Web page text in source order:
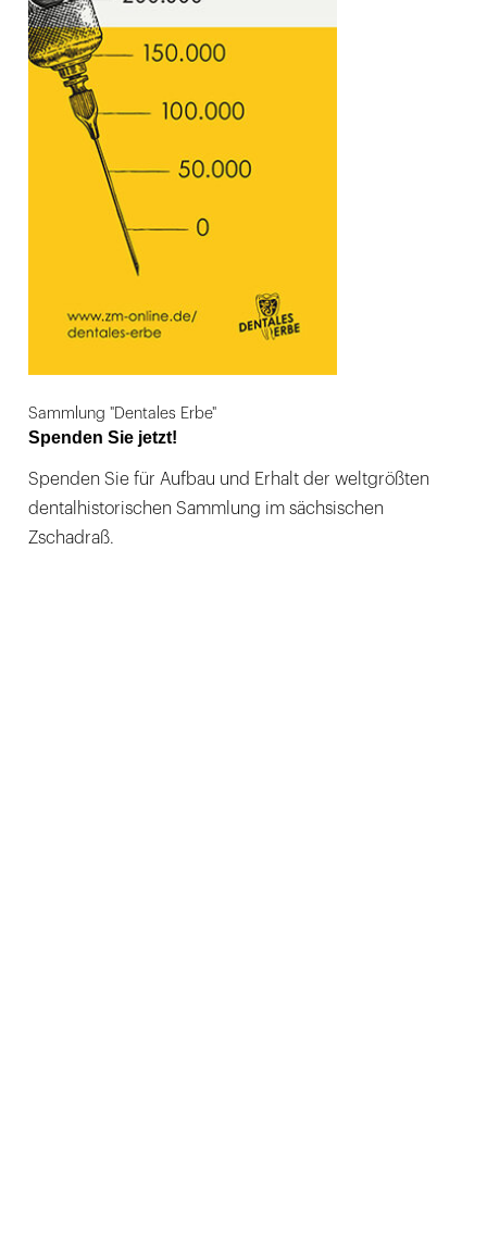
Sammlung "Dentales Erbe"
Spenden Sie jetzt!
Spenden Sie für Aufbau und Erhalt der weltgrößten
dentalhistorischen Sammlung im sächsischen
Zschadraß.